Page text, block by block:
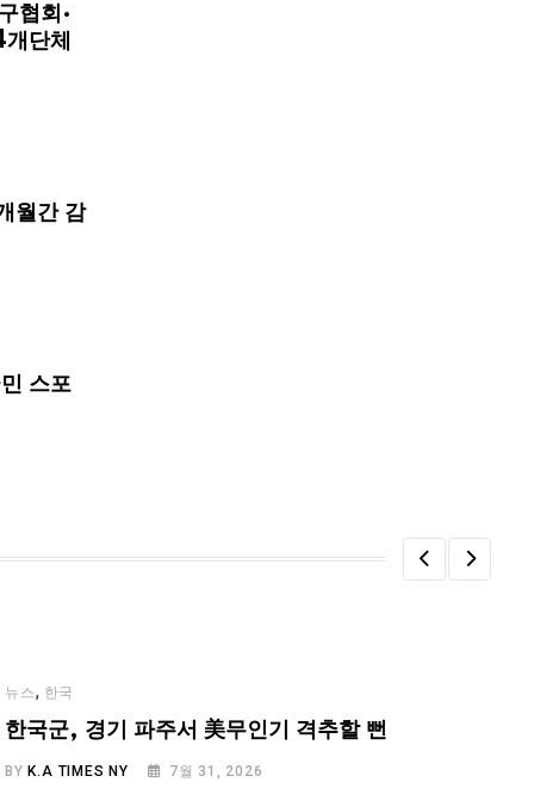
협회·
단체
월간 감
스포
뉴스, 한국
한국군, 경기 파주서 美무인기 격추할 뻔
BYK.A TIMES NY 7월 31, 2026